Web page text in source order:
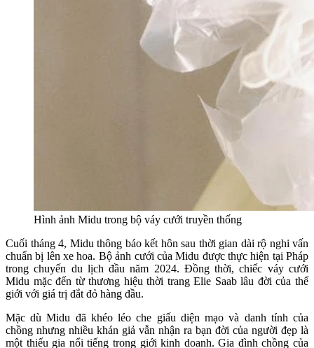
Hình ảnh Midu trong bộ váy cưới truyền thống
Cuối tháng 4, Midu thông báo kết hôn sau thời gian dài rộ nghi vấn
chuẩn bị lên xe hoa. Bộ ảnh cưới của Midu được thực hiện tại Pháp
trong chuyến du lịch đầu năm 2024. Đồng thời, chiếc váy cưới
Midu mặc đến từ thương hiệu thời trang Elie Saab lâu đời của thế
giới với giá trị đắt đỏ hàng đầu.
Mặc dù Midu đã khéo léo che giấu diện mạo và danh tính của
chồng nhưng nhiều khán giả vẫn nhận ra bạn đời của người đẹp là
một thiếu gia nổi tiếng trong giới kinh doanh. Gia đình chồng của